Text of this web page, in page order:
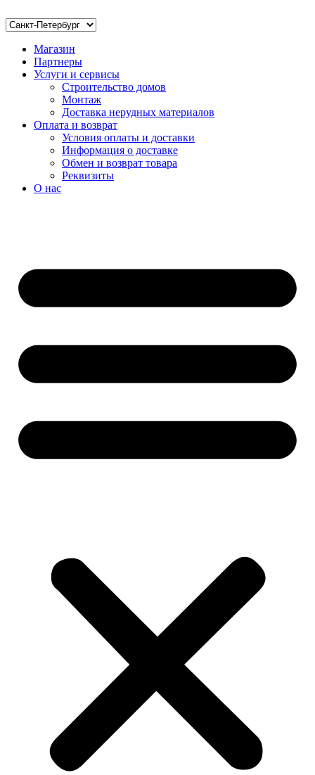
Магазин
Партнеры
Услуги и сервисы
Строительство домов
Монтаж
Доставка нерудных материалов
Оплата и возврат
Условия оплаты и доставки
Информация о доставке
Обмен и возврат товара
Реквизиты
О нас